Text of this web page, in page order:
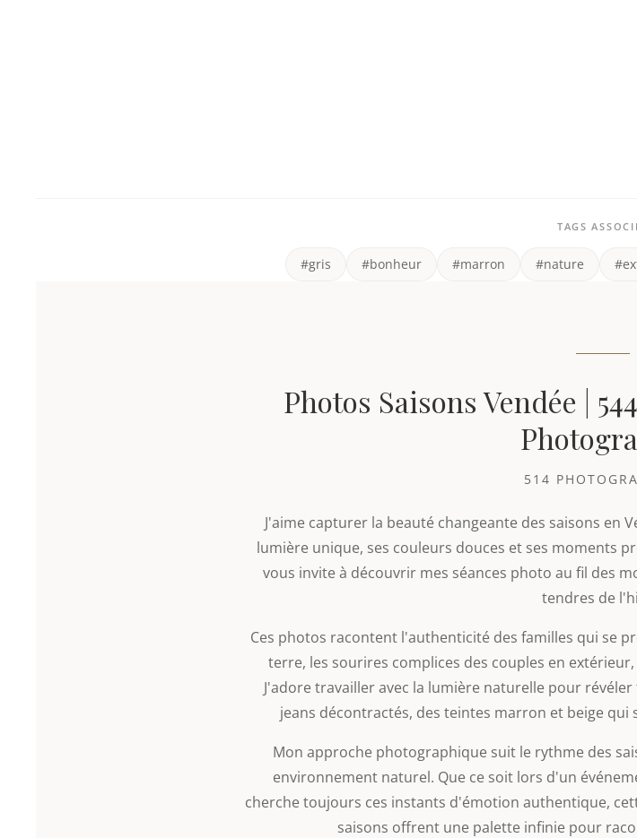
TAGS
#gris #bonheur #marron #nature
Photos Saisons Vendée |
514
J'aime capturer la beauté changeante des saisons en
lumière unique, ses couleurs douces et ses moments
vous invite à découvrir mes séances photo au fil des
tendres de
Ces photos racontent l'authenticité des familles qui se
terre, les sourires complices des couples en
J'adore travailler avec la lumière naturelle pour
jeans décontractés, des teintes marron et beige qui
Mon approche photographique suit le rythme des
environnement naturel. Que ce soit lors d'un
cherche toujours ces instants d'émotion authentique,
saisons offrent une palette infinie pour